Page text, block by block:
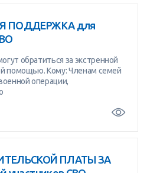
ПОДДЕРЖКА для
обратиться за экстренной
помощью. Кому: Членам семей
операции,
ПЛАТЫ ЗА